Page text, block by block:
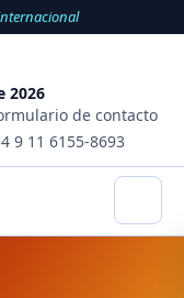
2026
de contacto
9 11 6155-8693